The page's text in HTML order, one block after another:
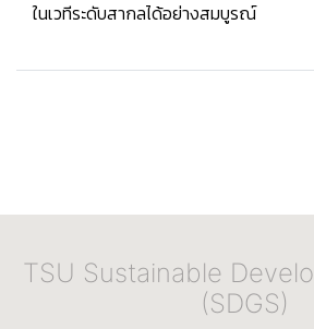
ในเวทีระดับสากลได้อย่างสมบูรณ์
TSU Sustainable
(SDGS)